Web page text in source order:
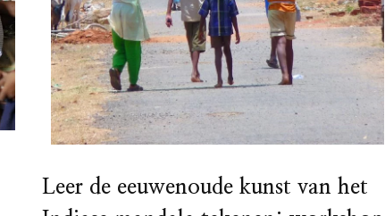
Leer de eeuwenoude kunst van het